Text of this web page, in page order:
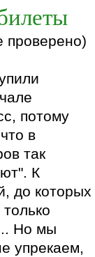
проверено)
потому
в
так
К
до которых
Но мы
упрекаем,